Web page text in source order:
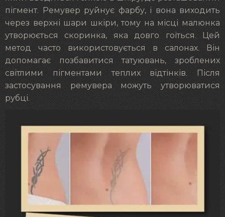
пігмент. Ремувер руйнує фарбу, і вона виходить
через верхні шари шкіри, тому на місці малюнка
утворюється скоринка, яка довго гоїться. Цей
метод часто використовується в салонах. Він
допомагає позбавитися татуювань, зроблених
світлими пігментами теплих відтінків. Після
застосування ремувера можуть утворюватися
рубці.